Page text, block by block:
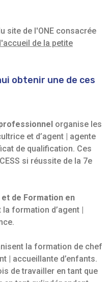
site de l'ONE consacrée
de la petite
obtenir une de ces
organise les
et d’agent | agente
de qualification. Ces
si réussite de la 7e
de Formation en
formation d’agent |
la formation de chef
| accueillante d’enfants.
de travailler en tant que